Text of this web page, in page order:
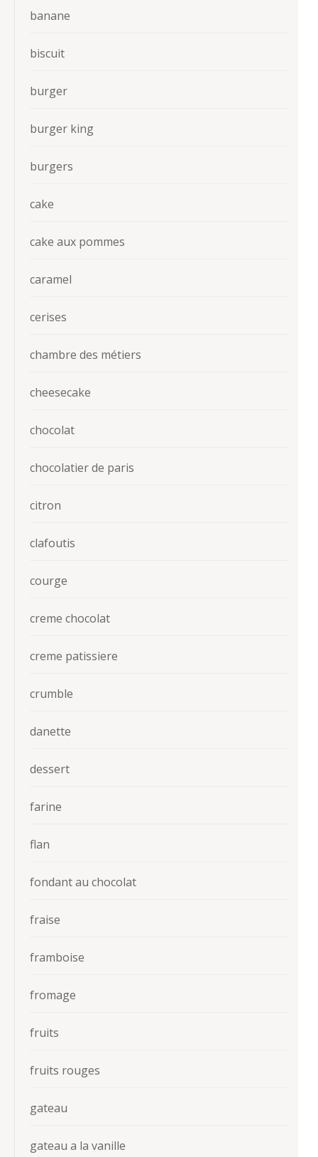
banane
biscuit
burger
burger king
burgers
cake
cake aux pommes
caramel
cerises
chambre des métiers
cheesecake
chocolat
chocolatier de paris
citron
clafoutis
courge
creme chocolat
creme patissiere
crumble
danette
dessert
farine
flan
fondant au chocolat
fraise
framboise
fromage
fruits
fruits rouges
gateau
gateau a la vanille